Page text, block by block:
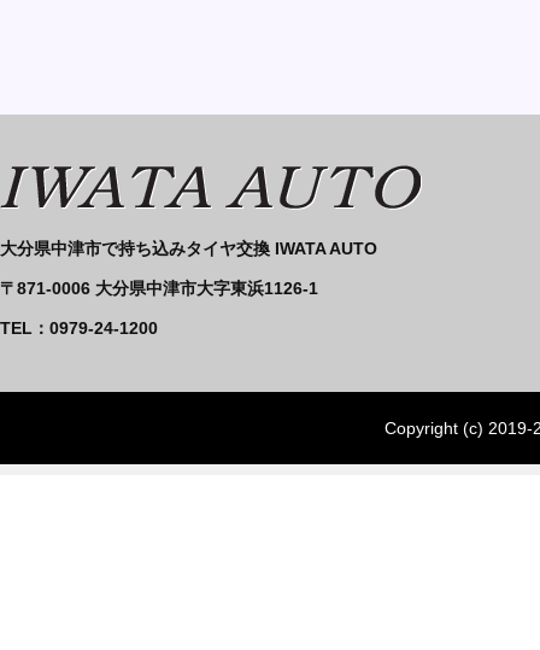
大分県中津市で持ち込みタイヤ交換 IWATA AUTO
〒871-0006 大分県中津市大字東浜1126-1
TEL：0979-24-1200
Copyright (c) 2019-